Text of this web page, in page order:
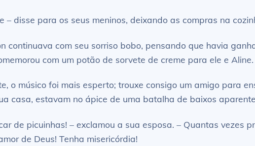
– disse para os seus meninos, deixando as compras na
continuava com seu sorriso bobo, pensando que havia
com um potão de sorvete de creme para ele e Aline.
o músico foi mais esperto; trouxe consigo um amigo para
casa, estavam no ápice de uma batalha de baixos
de picuinhas! – exclamou a sua esposa. – Quantas vezes
de Deus! Tenha misericórdia!